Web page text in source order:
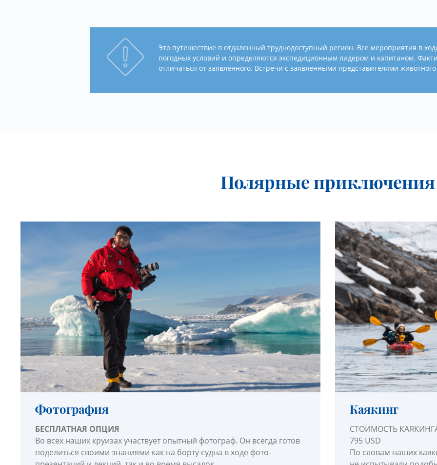
Это путешествие в отдаленный труднодоступный регион. Все мероприятия в
погодных условий и определяются экспедиционным лидером и капитаном.
отличаться от заявленного. Встречи с заявленными представителями
Полярные приключения
Фотография
БЕСПЛАТНАЯ ОПЦИЯ
Во всех наших круизах участвует опытный фотограф. Он всегда готов
поделиться своими знаниями как на борту судна в ходе фото-
Каякинг
СТОИМОСТЬ
795 USD
По словам наших